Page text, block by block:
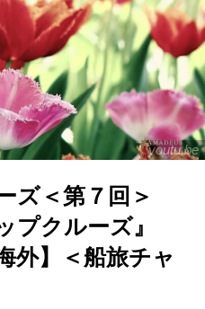
youtu.be
ズ＜第７回＞
プクルーズ』
外】＜船旅チャ